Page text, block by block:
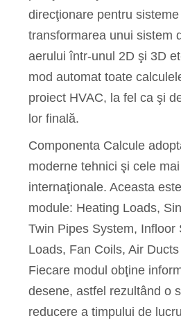
direcţionare pentru
transformarea unui sistem
aerului într-unul 2D şi 3D
mod automat toate
proiect HVAC, la fel ca şi
lor finală.
Componenta Calcule
moderne tehnici şi cele
internaţionale. Aceasta
module: Heating Loads,
Twin Pipes System, Infloor
Loads, Fan Coils, Air
Fiecare modul obţine
desene, astfel rezultând o
reducere a timpului de